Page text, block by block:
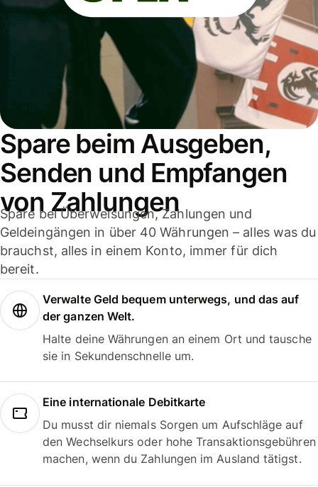
Spare beim Ausgeben,
Senden und Empfangen
von Zahlungen
Spare bei Überweisungen, Zahlungen und
Geldeingängen in über 40 Währungen – alles was du
brauchst, alles in einem Konto, immer für dich
bereit.
Verwalte Geld bequem unterwegs, und das auf
der ganzen Welt.
Halte deine Währungen an einem Ort und tausche
sie in Sekundenschnelle um.
Eine internationale Debitkarte
Du musst dir niemals Sorgen um Aufschläge auf
den Wechselkurs oder hohe Transaktionsgebühren
machen, wenn du Zahlungen im Ausland tätigst.